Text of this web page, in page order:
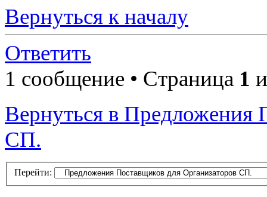
Вернуться к началу
Ответить
1 сообщение • Страница 1
Вернуться в Предложения
СП.
Перейти: